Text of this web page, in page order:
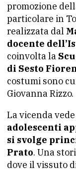
promozione
particolare in
realizzata dal
docente
coinvolta la
di Sesto
costumi sono
Giovanna Rizzo.
La vicenda
adolescenti
si svolge
Prato. Una
dove il vissuto